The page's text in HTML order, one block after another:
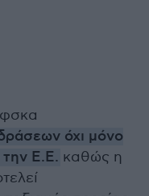
όχι μόνο
Ε.Ε. καθώς η